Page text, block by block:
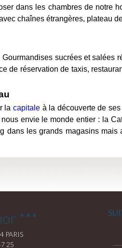
dans les chambres de notre
chaînes étrangères, plateau
sucrées et
de réservation de taxis,
lacapitale à la découverte de
envie le monde entier : la
les grands magasins
***
PARIS
25